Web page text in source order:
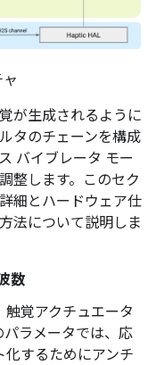
が生成されるように
タのチェーンを構成
バイブレータ モー
整します。このセク
細とハードウェア仕
法について説明しま
数
覚アクチュエータ
ラメータでは、応
するためにアンチ